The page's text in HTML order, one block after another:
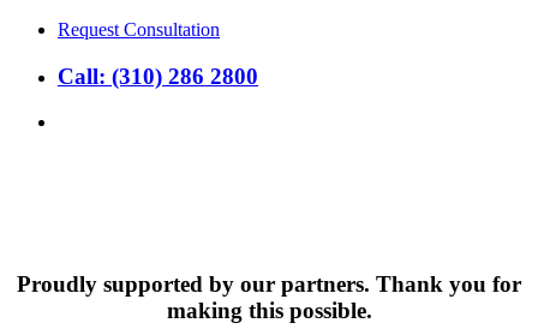
Request Consultation
Call: (310) 286 2800
Proudly supported by our partners. Thank you for
making this possible.